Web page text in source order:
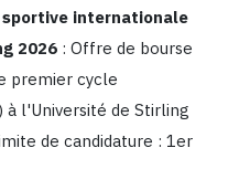
sportive internationale
2026 : Offre de bourse
premier cycle
l'Université de Stirling
de candidature : 1er